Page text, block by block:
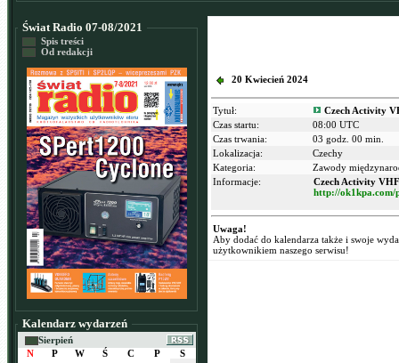
Świat Radio 07-08/2021
Spis treści
Od redakcji
Kalendarz wydarzeń
Sierpień
N
P W Ś C P S
20 Kwiecień 2024
Tytuł:
Czech Activity
Czas startu:
08:00 UTC
Czas trwania:
03 godz. 00 min.
Lokalizacja:
Czechy
Kategoria:
Zawody
Informacje:
Czech Activity
http://ok1kpa.com/
Uwaga!
Aby dodać do kalendarza także i swoje
użytkownikiem naszego serwisu!